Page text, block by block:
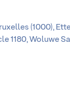
(1000),
1180, Woluwe